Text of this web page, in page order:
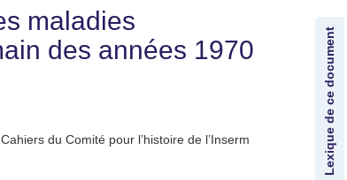
Lexique de ce document
maladies
des années 1970
du Comité pour l’histoire de l’Inserm